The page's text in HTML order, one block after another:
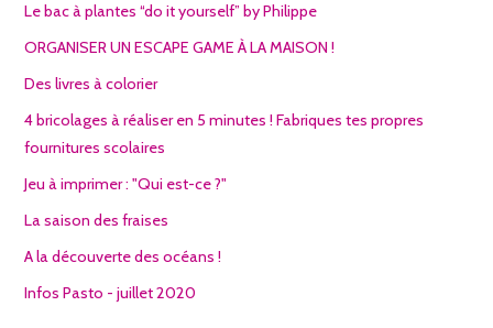
Le bac à plantes “do it yourself” by Philippe
ORGANISER UN ESCAPE GAME À LA MAISON !
Des livres à colorier
4 bricolages à réaliser en 5 minutes ! Fabriques tes propres
fournitures scolaires
Jeu à imprimer : "Qui est-ce ?"
La saison des fraises
A la découverte des océans !
Infos Pasto - juillet 2020